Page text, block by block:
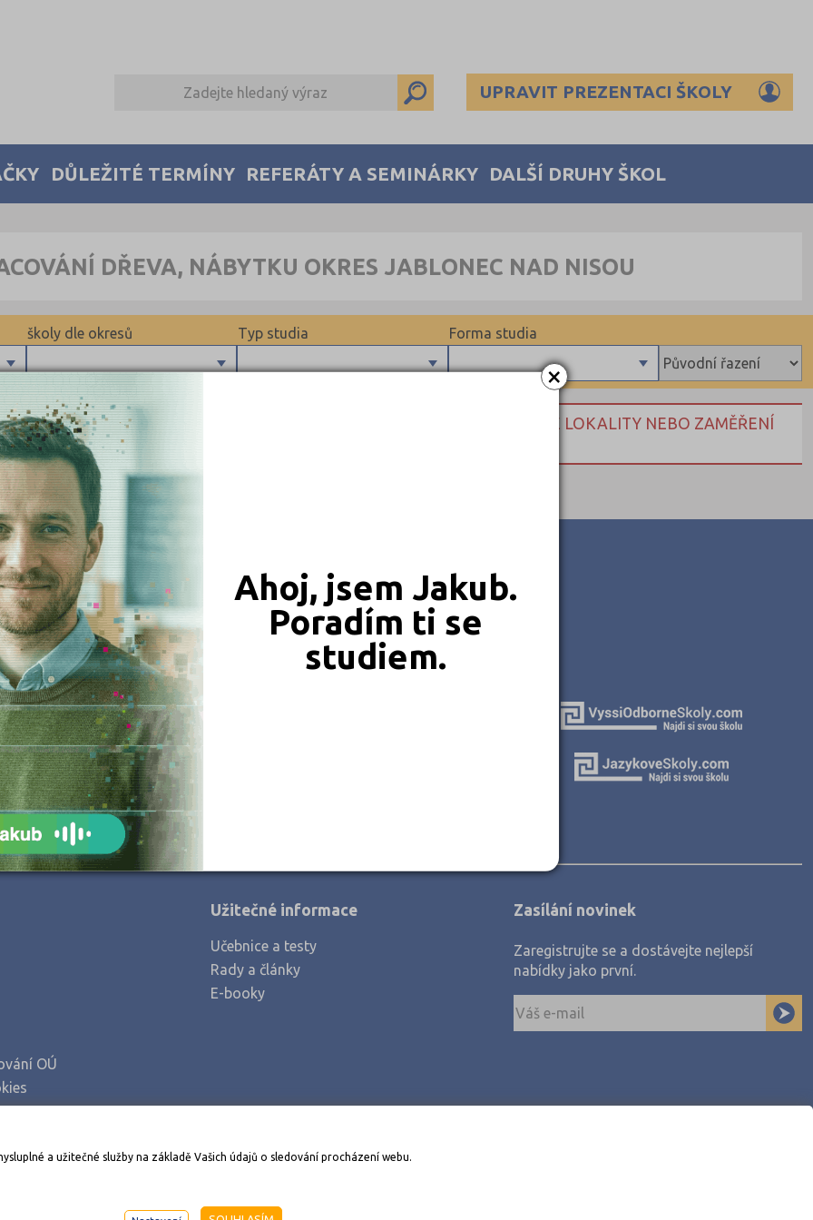
×
Ahoj, jsem Jakub.
Poradím ti se
studiem.
UPRAVIT PREZENTACI ŠKOLY
DŮLEŽITÉ TERMÍNY REFERÁTY A SEMINÁRKY DALŠÍ DRUHY ŠKOL
DŘEVA, NÁBYTKU OKRES JABLONEC NAD NISOU
Forma studia
Typ studia
školy dle okresů
Benešov (2)
Beroun (1)
Blansko (1)
Brno-město (5)
Bruntál (2)
Břeclav (1)
Česká Lípa (1)
České Budějovice (5)
Český Krumlov (1)
Děčín (2)
Domažlice (1)
Frýdek-Místek (1)
Havlíčkův Brod (1)
Hodonín (2)
Hradec Králové (2)
Cheb (1)
Karviná (4)
ZÁZNAMY, PŘEFORMULUJTE PROSÍM VÁŠ DOTAZ NEBO HLEDEJTE DLE LOKALITY NEBO ZAMĚŘENÍ
JSME TAM, KDE JSTE VY
Naše projekty
OÚ
Stáhněte si aplikaci Adresář škol
Užitečné informace
Učebnice a testy
Rady a články
E-booky
Zasílání novinek
Zaregistrujte se a dostávejte nejlepší
nabídky jako první.
AMOS KamPoMaturite.cz, s.r.o., stránky vytvořilo
a užitečné služby na základě Vašich údajů o sledování procházení webu.